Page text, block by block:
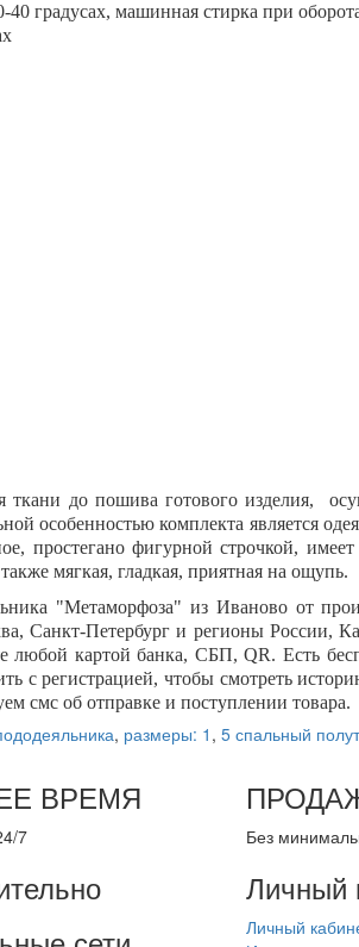
градусах, машинная стирка при
ткани до пошива готового изделия,
особенностью комплекта является
простегано фигурной строчкой,
мягкая, гладкая, приятная на ощупь.
"Метаморфоза" из Иваново от
Санкт-Петербург и регионы России,
любой картой банка, СБП,QR. Есть
с регистрацией, чтобы смотреть
смс об отправке и поступлении товара.
, размеры: 1 , 5 спальный
ВРЕМЯ
7 Без
Личный
Личный